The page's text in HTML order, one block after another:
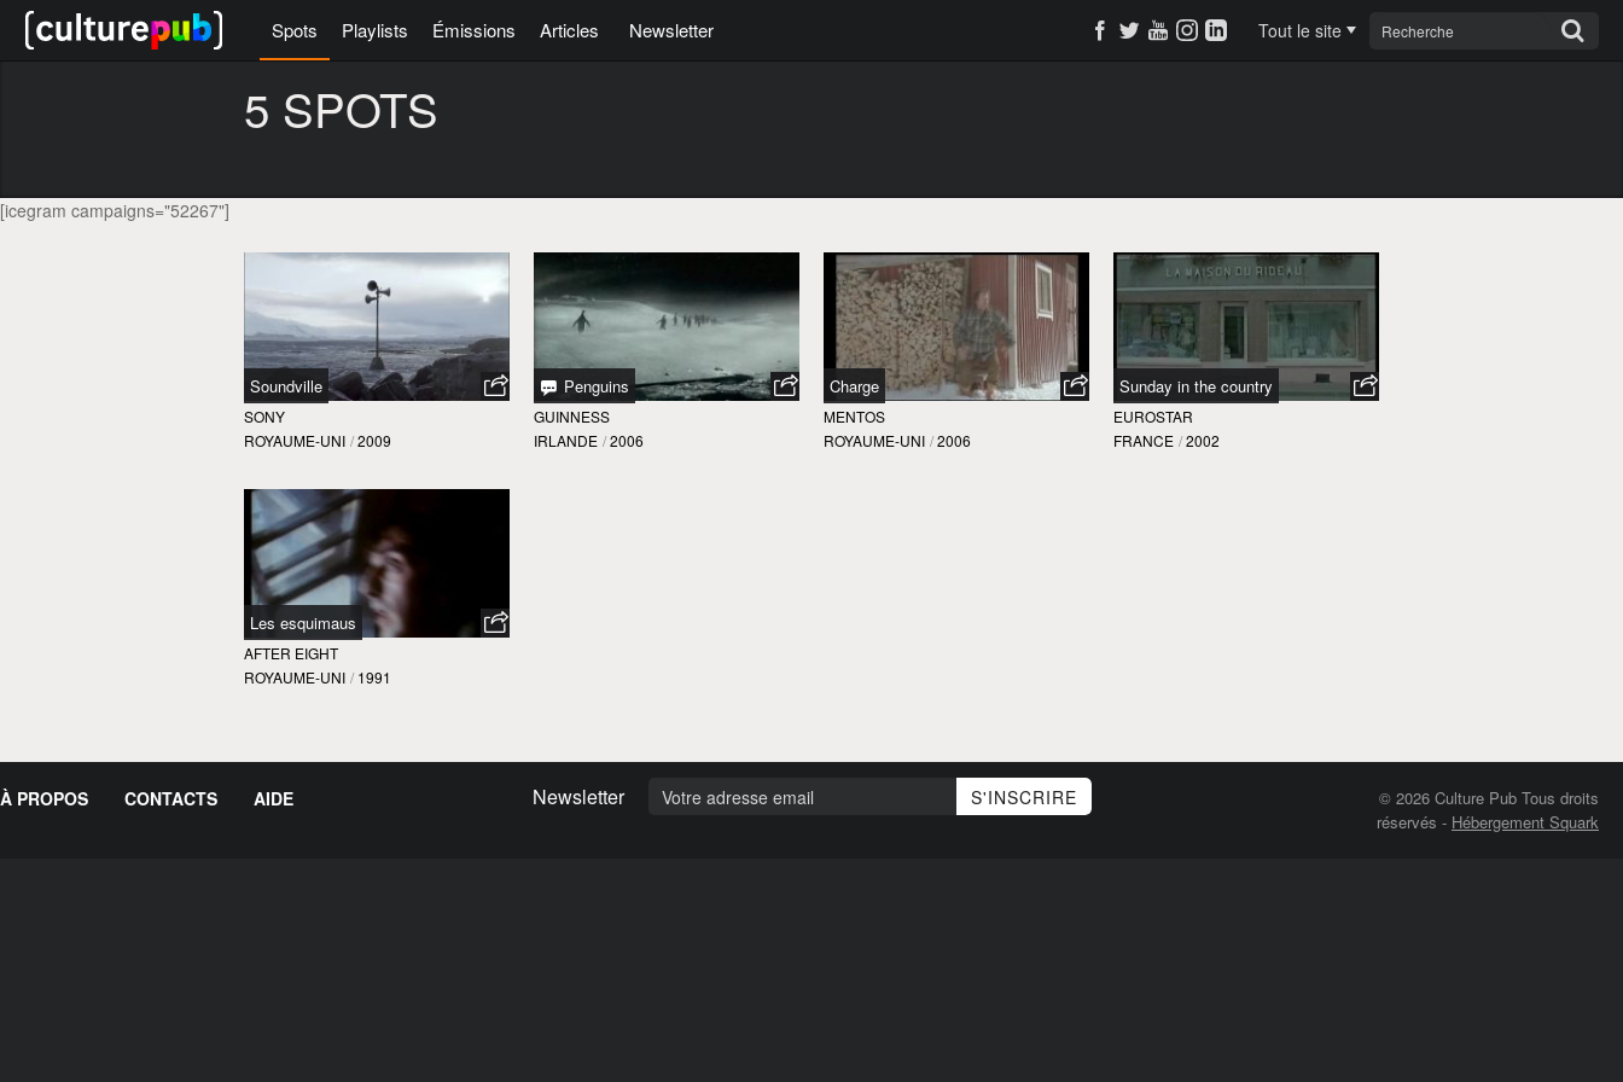
Spots Playlists Émissions Articles Newsletter Tout le site
5 SPOTS
[icegram campaigns="52267"]
Soundville
SONY
ROYAUME-UNI / 2009
Penguins
GUINNESS
IRLANDE / 2006
Charge
MENTOS
ROYAUME-UNI / 2006
Sunday in the country
EUROSTAR
FRANCE / 2002
Les esquimaus
AFTER EIGHT
ROYAUME-UNI / 1991
À PROPOS CONTACTS AIDE Newsletter
© 2026 Culture Pub Tous droits
réservés - Hébergement Squark